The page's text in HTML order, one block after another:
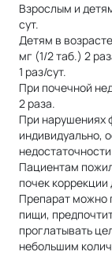
Взрослым и
сут.
Детям в
мг (1/2 таб.) 2
1 раз/сут.
При почечной
2 раза.
При нарушениях
индивидуально,
Пациентам
почек коррекции
Препарат можно
пищи,
проглатывать
небольшим